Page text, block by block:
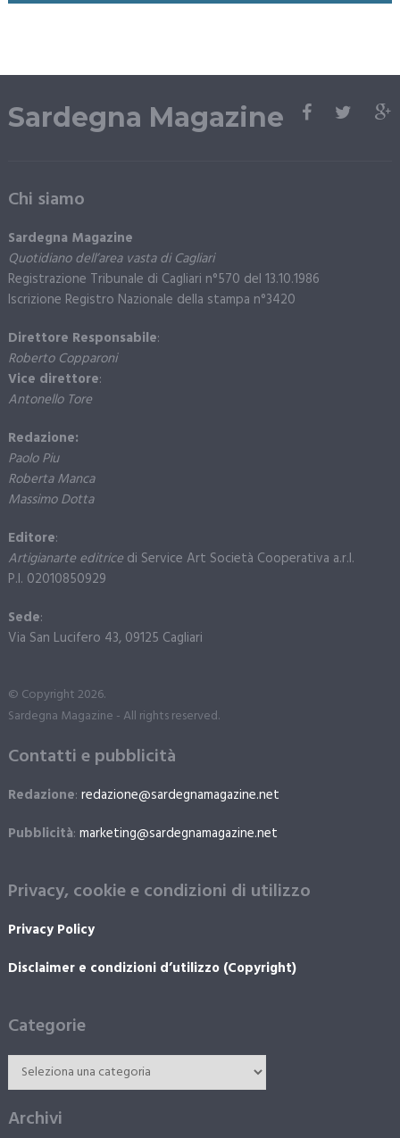
Sardegna Magazine
Chi siamo
Sardegna Magazine
Quotidiano dell’area vasta di Cagliari
Registrazione Tribunale di Cagliari n°570 del 13.10.1986
Iscrizione Registro Nazionale della stampa n°3420
Direttore Responsabile:
Roberto Copparoni
Vice direttore:
Antonello Tore
Redazione:
Paolo Piu
Roberta Manca
Massimo Dotta
Editore:
Artigianarte editricedi Service Art Società Cooperativa a.r.l.
P.I. 02010850929
Sede:
Via San Lucifero 43, 09125 Cagliari
© Copyright 2026.
Sardegna Magazine - All rights reserved.
Contatti e pubblicità
Redazione: redazione@sardegnamagazine.net
Pubblicità: marketing@sardegnamagazine.net
Privacy, cookie e condizioni di utilizzo
Privacy Policy
Disclaimer e condizioni d’utilizzo (Copyright)
Categorie
Archivi